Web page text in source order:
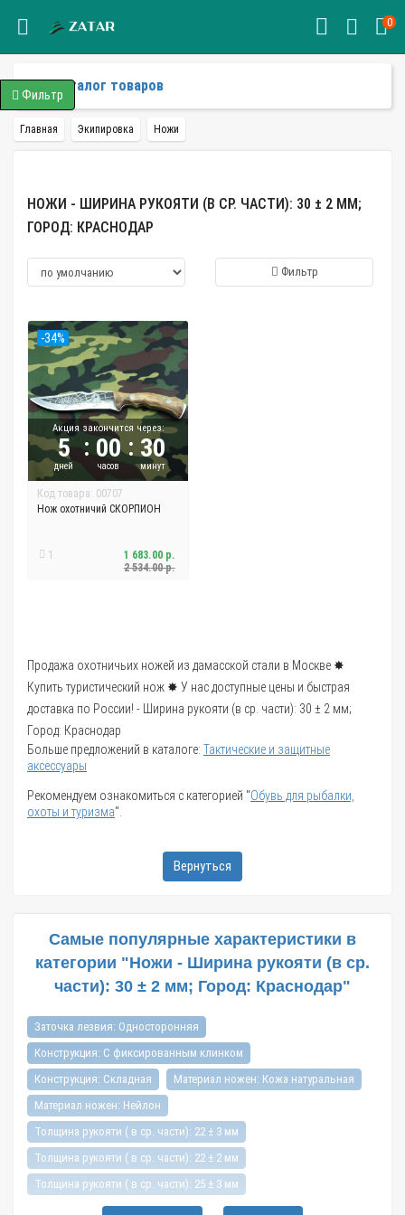
0
Каталог товаров
Главная Экипировка Ножи
НОЖИ - ШИРИНА РУКОЯТИ (В СР. ЧАСТИ): 30 ± 2 ММ;
ГОРОД: КРАСНОДАР
Фильтр
-34%
Акция закончится через:
5
дней
: 00
часов
: 30
минут
Код товара: 00707
Нож охотничий СКОРПИОН
1
2 534.00 р.
1 683.00 р.
Продажа охотничьих ножей из дамасской стали в Москве ✸
Купить туристический нож ✸ У нас доступные цены и быстрая
доставка по России! - Ширина рукояти (в ср. части): 30 ± 2 мм;
Город: Краснодар
Больше предложений в каталоге: Тактические и защитные
аксессуары
Рекомендуем ознакомиться с категорией "Обувь для рыбалки,
охоты и туризма".
Вернуться
Самые популярные характеристики в
категории "Ножи - Ширина рукояти (в ср.
части): 30 ± 2 мм; Город: Краснодар"
Заточка лезвия: Односторонняя
Конструкция: С фиксированным клинком
Конструкция: Складная
Материал ножен: Кожа натуральная
Материал ножен: Нейлон
Толщина рукояти ( в ср. части): 22 ± 3 мм
Толщина рукояти ( в ср. части): 22 ± 2 мм
Толщина рукояти ( в ср. части): 25 ± 3 мм
Толщина рукояти ( в ср. части): 25 ± 2 мм
Фильтр